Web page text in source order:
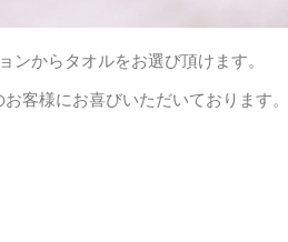
ンからタオルをお選び頂けます。
客様にお喜びいただいております。